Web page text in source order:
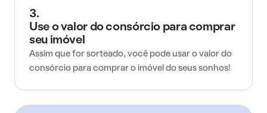
3.
Use o valor do consórcio para comprar
seu imóvel
Assim que for sorteado, você pode usar o valor do
consórcio para comprar o imóvel do seus sonhos!